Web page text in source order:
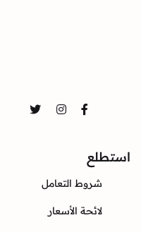
Facebook
Instagram
Twitter
استطلع
شروط التعامل
لائحة الأسعار